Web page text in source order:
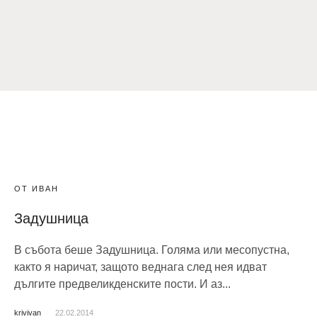
ОТ ИВАН
Задушница
В събота беше Задушница. Голяма или месопустна,
както я наричат, защото веднага след нея идват
дългите предвеликденските пости. И аз...
krivivan 22.02.2014